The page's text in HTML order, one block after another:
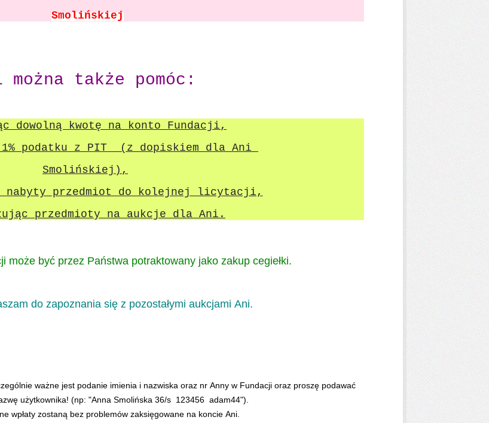
Smolińskiej
można także pomóc:
dowolną kwotę na konto Fundacji,
podatku z PIT (z dopiskiem dla Ani
Smolińskiej),
nabyty przedmiot do kolejnej licytacji,
przedmioty na aukcje dla Ani.
może być przez Państwa potraktowany jako zakup cegiełki.
do zapoznania się z pozostałymi aukcjami Ani.
ważne jest podanie imienia i nazwiska oraz nr Anny w Fundacji oraz proszę podawać
użytkownika! (np: "Anna Smolińska 36/s 123456 adam44").
wpłaty zostaną bez problemów zaksięgowane na koncie Ani.